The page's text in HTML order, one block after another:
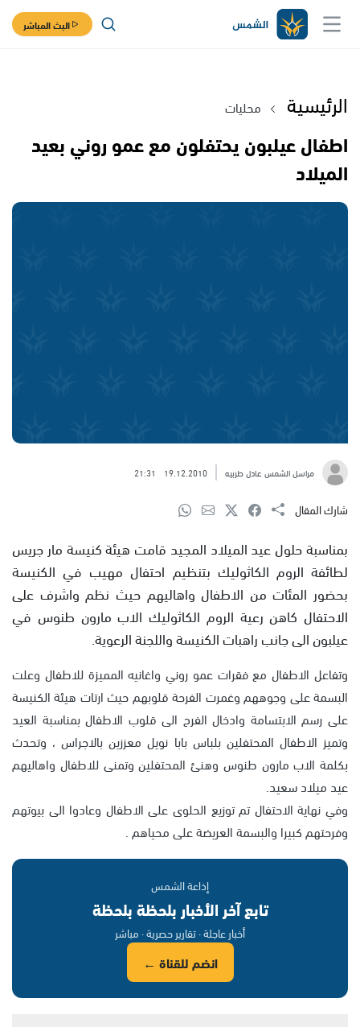
البث المباشر
الرئيسية محليات
اطفال عيلبون يحتفلون مع عمو روني بعيد
الميلاد
مراسل الشمس عادل طربيه 19.12.2010
21:31
شارك المقال
بمناسبة حلول عيد الميلاد المجيد قامت هيئة كنيسة مار جريس
لطائفة الروم الكاثوليك بتنظيم احتفال مهيب في الكنيسة
بحضور المئات من الاطفال واهاليهم حيث نظم واشرف على
الاحتفال كاهن رعية الروم الكاثوليك الاب مارون طنوس في
عيلبون الى جانب راهبات الكنيسة واللجنة الرعوية.
وتفاعل الاطفال مع فقرات عمو روني واغانيه المميزة للاطفال وعلت
البسمة على وجوههم وغمرت الفرحة قلوبهم حيث ارتات هيئة الكنيسة
على رسم الابتسامة وادخال الفرح الى قلوب الاطفال بمناسبة العيد
وتميز الاطفال المحتفلين بلباس بابا نويل معززين بالاجراس ، وتحدث
بكلمة الاب مارون طنوس وهنئ المحتفلين وتمنى للاطفال واهاليهم
عيد ميلاد سعيد.
وفي نهاية الاحتفال تم توزيع الحلوى على الاطفال وعادوا الى بيوتهم
وفرحتهم كبيرا والبسمة العريضة على محياهم .
إذاعة الشمس
تابع آخر الأخبار بلحظة بلحظة
أخبار عاجلة · تقارير حصرية · مباشر
انضم للقناة ←